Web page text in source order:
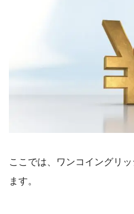
ここでは、ワンコイングリ
ます。